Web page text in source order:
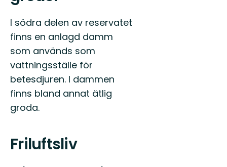
I södra delen av reservatet
finns en anlagd damm
som används som
vattningsställe för
betesdjuren. I dammen
finns bland annat ätlig
groda.
Friluftsliv